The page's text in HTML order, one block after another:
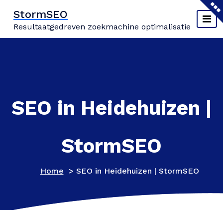
inhoud
springen
StormSEO
Resultaatgedreven zoekmachine optimalisatie
SEO in Heidehuizen |
StormSEO
Home > SEO in Heidehuizen | StormSEO